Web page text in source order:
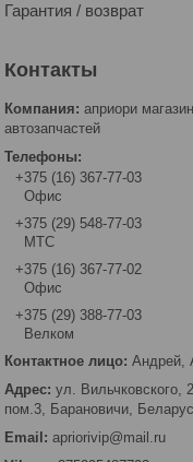
Гарантия / возврат
априори магазин
автозапчастей
+375 (16) 367-77-03
Офис
+375 (29) 548-77-03
МТС
+375 (16) 367-77-02
Офис
+375 (29) 388-77-03
Велком
Андрей,
ул. Вильчковского,
пом.3, Барановичи,
apriorivip@mail.ru